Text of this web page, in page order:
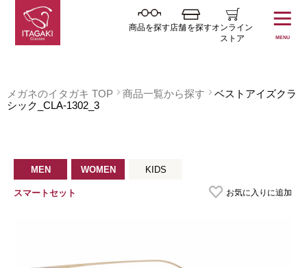
商品を探す店舗を探すオンライン
ストア
MENU
メガネのイタガキ TOP 商品一覧から探す
ベストアイズクラ
シック_CLA-1302_3
MEN WOMEN KIDS
スマートセット お気に入りに追加